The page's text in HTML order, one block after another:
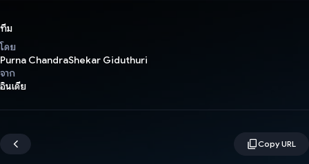
ทีม
โดย
Purna ChandraShekar Giduthuri
จาก
อินเดีย